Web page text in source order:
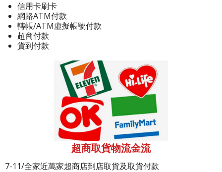
信用卡刷卡
網路ATM付款
轉帳/ATM虛擬帳號付款
超商付款
貨到付款
超商取貨物流金流
7-11/全家近萬家超商店到店取貨及取貨付款